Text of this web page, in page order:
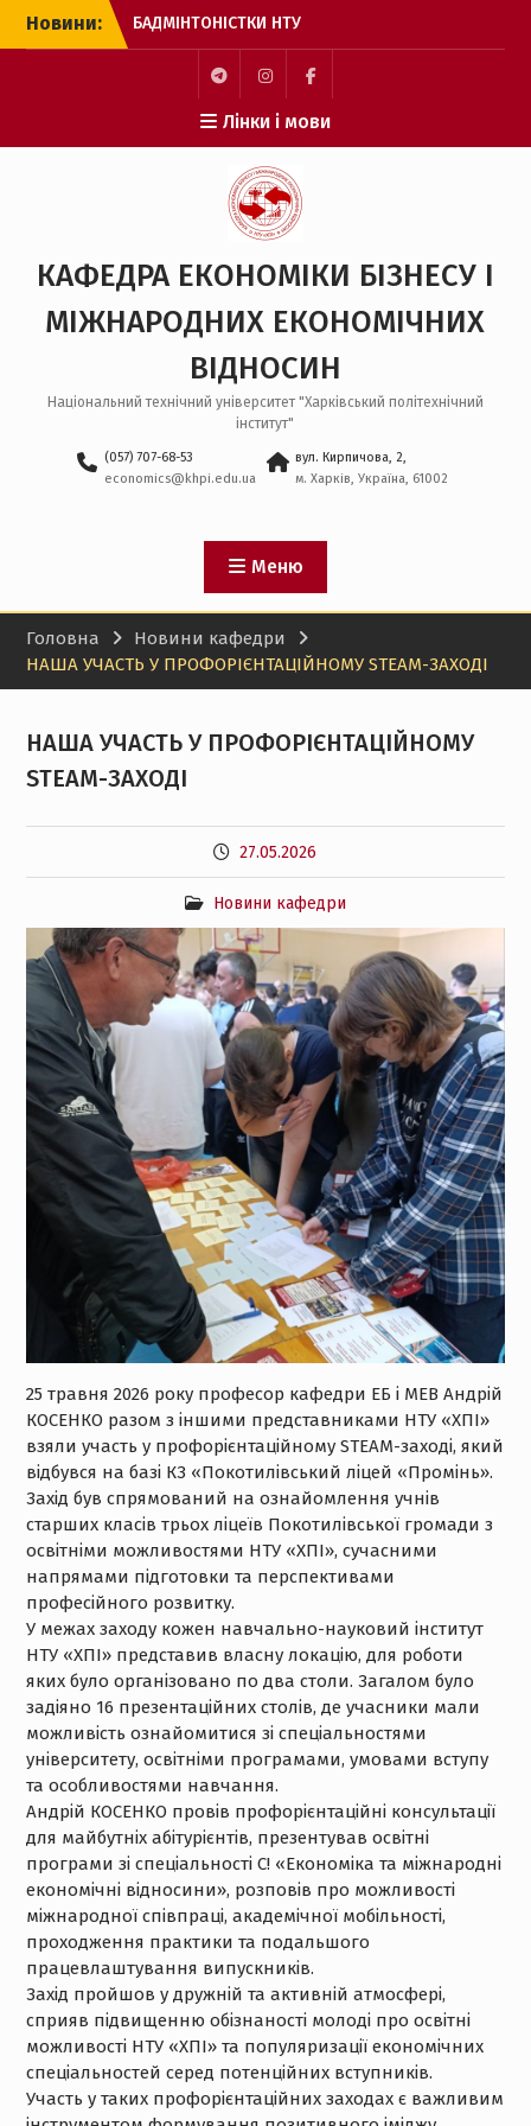
Перейти
Новини:
БАДМІНТОНІСТКИ НТУ
“ХПІ” – БРОНЗОВІ
ПРИЗЕРКИ ЧЕМПІОНАТУ
З МІЖНАРОДНИМ ДНЕМ
СТУДЕНТА!
ОНЛАЙН-ЗУСТРІЧ ДЛЯ
ВСТУПНИКІВ ДО
МАГІСТРАТУРИ
ЗАХІД ДЛЯ ЗДОБУВАЧІВ
ВИЩОЇ ОСВІТИ
БАКАЛАВРСЬКОГО РІВНЯ
НА КАФЕДРІ ЕБ І МЕВ
Пункт
меню
Пункт
меню
Пункт
меню
Лінки і мови
КАФЕДРА ЕКОНОМІКИ БІЗНЕСУ І
МІЖНАРОДНИХ ЕКОНОМІЧНИХ
ВІДНОСИН
Національний технічний університет "Харківський політехнічний
інститут"
(057) 707-68-53
economics@khpi.edu.ua
вул. Кирпичова, 2,
м. Харків, Україна, 61002
Меню
Головна
Новини кафедри
НАША УЧАСТЬ У ПРОФОРІЄНТАЦІЙНОМУ STEAM-ЗАХОДІ
НАША УЧАСТЬ У ПРОФОРІЄНТАЦІЙНОМУ
STEAM-ЗАХОДІ
27.05.2026
Новини кафедри
25 травня 2026 року професор кафедри ЕБ і МЕВ Андрій
КОСЕНКО разом з іншими представниками НТУ «ХПІ»
взяли участь у профорієнтаційному STEAM-заході, який
відбувся на базі КЗ «Покотилівський ліцей «Промінь».
Захід був спрямований на ознайомлення учнів
старших класів трьох ліцеїв Покотилівської громади з
освітніми можливостями НТУ «ХПІ», сучасними
напрямами підготовки та перспективами
професійного розвитку.
У межах заходу кожен навчально-науковий інститут
НТУ «ХПІ» представив власну локацію, для роботи
яких було організовано по два столи. Загалом було
задіяно 16 презентаційних столів, де учасники мали
можливість ознайомитися зі спеціальностями
університету, освітніми програмами, умовами вступу
та особливостями навчання.
Андрій КОСЕНКО провів профорієнтаційні консультації
для майбутніх абітурієнтів, презентував освітні
програми зі спеціальності С! «Економіка та міжнародні
економічні відносини», розповів про можливості
міжнародної співпраці, академічної мобільності,
проходження практики та подальшого
працевлаштування випускників.
Захід пройшов у дружній та активній атмосфері,
сприяв підвищенню обізнаності молоді про освітні
можливості НТУ «ХПІ» та популяризації економічних
спеціальностей серед потенційних вступників.
Участь у таких профорієнтаційних заходах є важливим